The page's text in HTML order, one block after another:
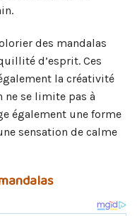
des mandalas
d’esprit. Ces
la créativité
ne se limite pas à
également une forme
sensation de calme